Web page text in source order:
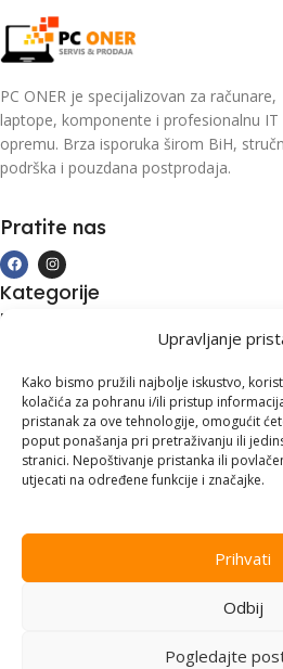
Upravljanje
Kako bismo pružili najbolje iskustvo,
kolačića za pohranu i/ili pristup
pristanak za ove tehnologije, omogućit
poput ponašanja pri pretraživanju ili
stranici. Nepoštivanje pristanka ili
utjecati na određene funkcije i značajke.
Prihvati
Odbij
Pogledajte
PC ONER je specijalizovan za računare,
laptope, komponente i profesionalnu IT
opremu. Brza isporuka širom BiH,
podrška i pouzdana postprodaja.
Pratite nas
Kategorije
Kupovina i podrška
Kontakt informacije
Branilaca Bosne, 75 300 Lukavac
+387 35 555 999
info@pconer.ba
Vision.